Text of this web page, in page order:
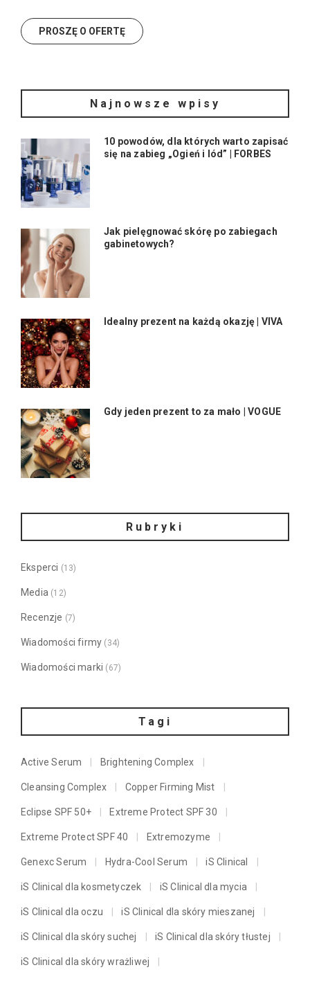
Najnowsze wpisy
10 powodów, dla których warto zapisać
się na zabieg „Ogień i lód” | FORBES
Jak pielęgnować skórę po zabiegach
gabinetowych?
Idealny prezent na każdą okazję | VIVA
Gdy jeden prezent to za mało | VOGUE
Rubryki
Eksperci (13)
Media (12)
Recenzje (7)
Wiadomości firmy (34)
Wiadomości marki (67)
Tagi
Active Serum Brightening Complex
Cleansing Complex Copper Firming Mist
Eclipse SPF 50+ Extreme Protect SPF 30
Extreme Protect SPF 40 Extremozyme
Genexc Serum Hydra-Cool Serum iS Clinical
iS Clinical dla kosmetyczek iS Clinical dla mycia
iS Clinical dla oczu iS Clinical dla skóry mieszanej
iS Clinical dla skóry suchej iS Clinical dla skóry tłustej
iS Clinical dla skóry wrażliwej